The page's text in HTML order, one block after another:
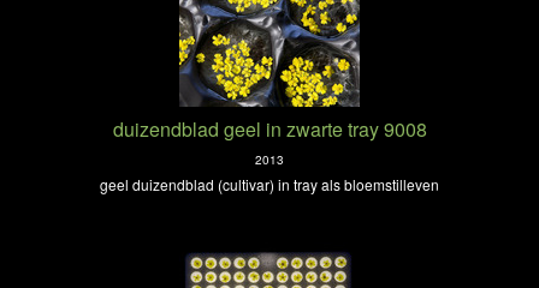
duizendblad geel in zwarte tray 9008
2013
geel duizendblad (cultivar) in tray als bloemstilleven